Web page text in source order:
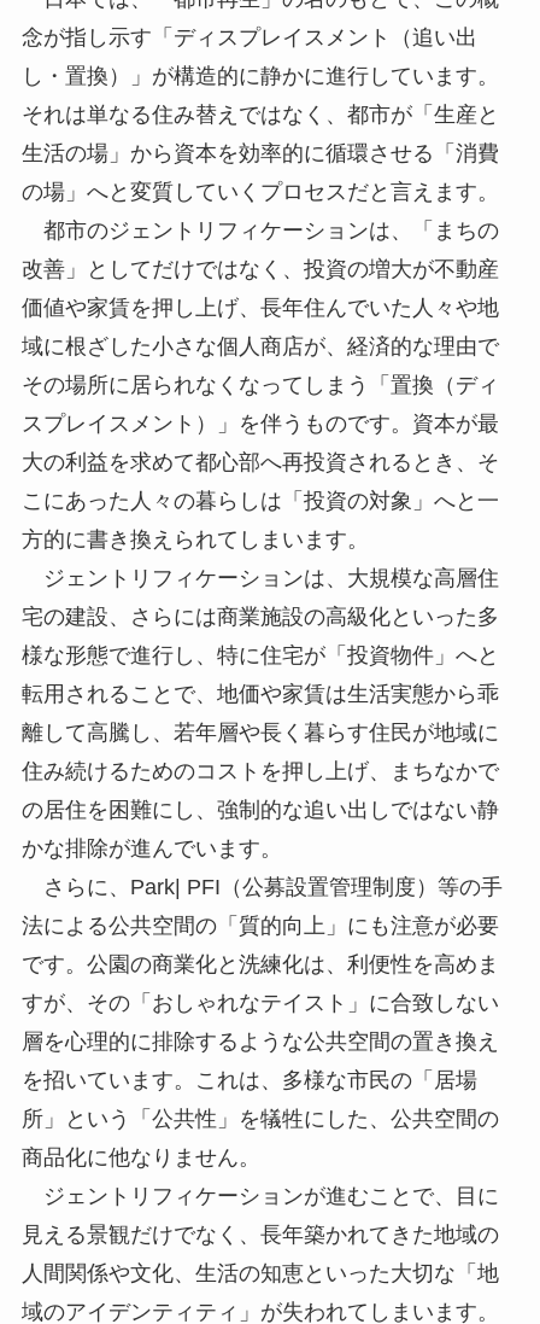
念が指し示す「ディスプレイスメント（追い出
し・置換）」が構造的に静かに進行しています。
それは単なる住み替えではなく、都市が「生産と
生活の場」から資本を効率的に循環させる「消費
の場」へと変質していくプロセスだと言えます。
都市のジェントリフィケーションは、「まちの
改善」としてだけではなく、投資の増大が不動産
価値や家賃を押し上げ、長年住んでいた人々や地
域に根ざした小さな個人商店が、経済的な理由で
その場所に居られなくなってしまう「置換（ディ
スプレイスメント）」を伴うものです。資本が最
大の利益を求めて都心部へ再投資されるとき、そ
こにあった人々の暮らしは「投資の対象」へと一
方的に書き換えられてしまいます。
ジェントリフィケーションは、大規模な高層住
宅の建設、さらには商業施設の高級化といった多
様な形態で進行し、特に住宅が「投資物件」へと
転用されることで、地価や家賃は生活実態から乖
離して高騰し、若年層や長く暮らす住民が地域に
住み続けるためのコストを押し上げ、まちなかで
の居住を困難にし、強制的な追い出しではない静
かな排除が進んでいます。
さらに、Park| PFI（公募設置管理制度）等の手
法による公共空間の「質的向上」にも注意が必要
です。公園の商業化と洗練化は、利便性を高めま
すが、その「おしゃれなテイスト」に合致しない
層を心理的に排除するような公共空間の置き換え
を招いています。これは、多様な市民の「居場
所」という「公共性」を犠牲にした、公共空間の
商品化に他なりません。
ジェントリフィケーションが進むことで、目に
見える景観だけでなく、長年築かれてきた地域の
人間関係や文化、生活の知恵といった大切な「地
域のアイデンティティ」が失われてしまいます。